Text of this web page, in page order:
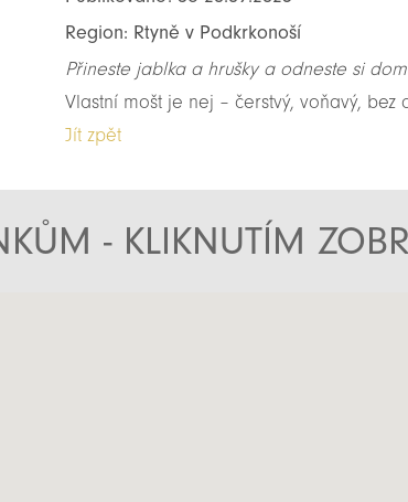
Region: Rtyně v Podkrkonoší
Přineste jablka a hrušky a odneste si
Vlastní mošt je nej – čerstvý, voňavý, bez
Jít zpět
- KLIKNUTÍM